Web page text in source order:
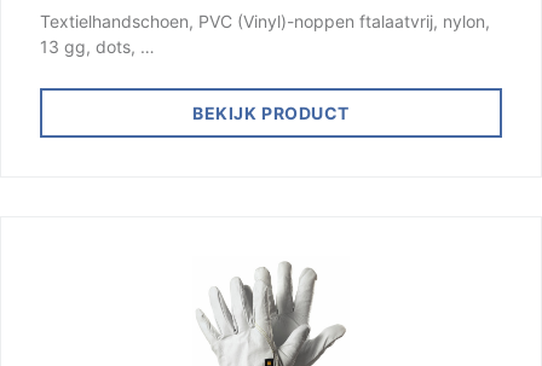
Textielhandschoen, PVC (Vinyl)-noppen ftalaatvrij, nylon,
13 gg, dots, …
BEKIJK PRODUCT